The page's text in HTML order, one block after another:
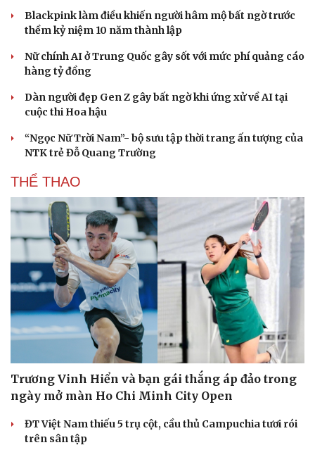
Blackpink làm điều khiến người hâm mộ bất ngờ trước
thềm kỷ niệm 10 năm thành lập
Nữ chính AI ở Trung Quốc gây sốt với mức phí quảng cáo
hàng tỷ đồng
Dàn người đẹp Gen Z gây bất ngờ khi ứng xử về AI tại
cuộc thi Hoa hậu
“Ngọc Nữ Trời Nam”- bộ sưu tập thời trang ấn tượng của
NTK trẻ Đỗ Quang Trường
THỂ THAO
Trương Vinh Hiển và bạn gái thắng áp đảo trong
ngày mở màn Ho Chi Minh City Open
ĐT Việt Nam thiếu 5 trụ cột, cầu thủ Campuchia tươi rói
trên sân tập